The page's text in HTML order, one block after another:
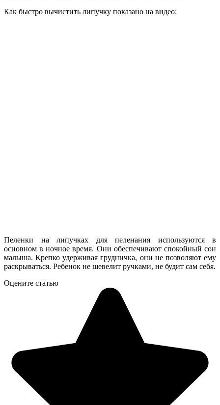
Как быстро вычистить липучку показано на видео:
Пеленки на липучках для пеленания используются в
основном в ночное время. Они обеспечивают спокойный сон
малыша. Крепко удерживая грудничка, они не позволяют ему
раскрываться. Ребенок не шевелит ручками, не будит сам себя.
Оцените статью